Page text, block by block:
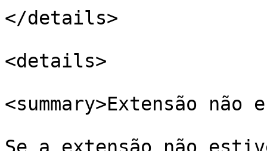
</details>
<details>
<summary>Extensão não